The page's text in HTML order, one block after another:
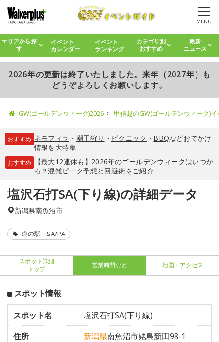
MENU
エリアから探
す
イベント
カレンダー
イベント
ランキング
カテゴリ別
おすすめ
最新
ニュース
2026年の更新は終了いたしました。来年（2027年）も
どうぞよろしくお願いします。
GW(ゴールデンウィーク)2026 甲信越のGW(ゴールデンウィーク)
おすすめ ネモフィラ ・ 潮干狩り ・ ピクニック ・ BBQなどおでかけ
情報を大特集
おすすめ
【最大12連休も】2026年のゴールデンウィークはいつか
ら？混雑ピーク予想と回避術をご紹介
塩沢石打SA(下り線)の詳細データ
新潟県南魚沼市
道の駅・SA/PA
スポット詳細
トップ
営業時間など 地図・アクセス
スポット情報
スポット名
塩沢石打SA(下り線)
住所
新潟県南魚沼市姥島新田98-1